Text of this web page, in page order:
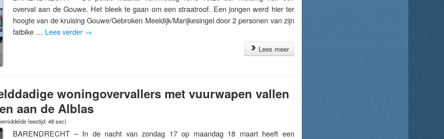
overval aan de Gouwe. Het bleek te gaan om een straatroof. Een jongen werd hier ter
hoogte van de kruising Gouwe/Gebroken Meeldijk/Marijkesingel door 2 personen van zijn
fatbike … Lees verder →
Lees meer
woningovervallers met vuurwapen vallen
aan de Alblas
leestijd: 48 sec)
BARENDRECHT – In de nacht van zondag 17 op maandag 18 maart heeft een